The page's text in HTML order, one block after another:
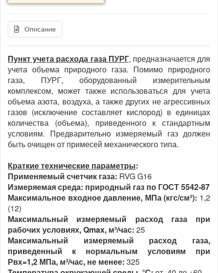
Описание
Пункт учета расхода газа ПУРГ, предназначается для
учета объема природного газа. Помимо природного
газа, ПУРГ, оборудованный измерительным
комплексом, может также использоваться для учета
объема азота, воздуха, а также других не агрессивных
газов (исключение составляет кислород) в единицах
количества (объема), приведенного к стандартным
условиям. Предварительно измеряемый газ должен
быть очищен от примесей механического типа.
Краткие технические параметры:
Применяемый счетчик газа: RVG G16
Измеряемая среда: природный газ по ГОСТ 5542-87
Максимальное входное давление, МПа (кгс/см²): 1,2
(12)
Максимальный измеряемый расход газа при
рабочих условиях, Qmax, м³/час: 25
Максимальный измеряемый расход газа,
приведенный к нормальным условиям при
Рвх=1,2 МПа, м³/час, не менее: 325